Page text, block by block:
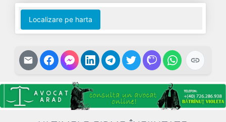
Localizare pe harta